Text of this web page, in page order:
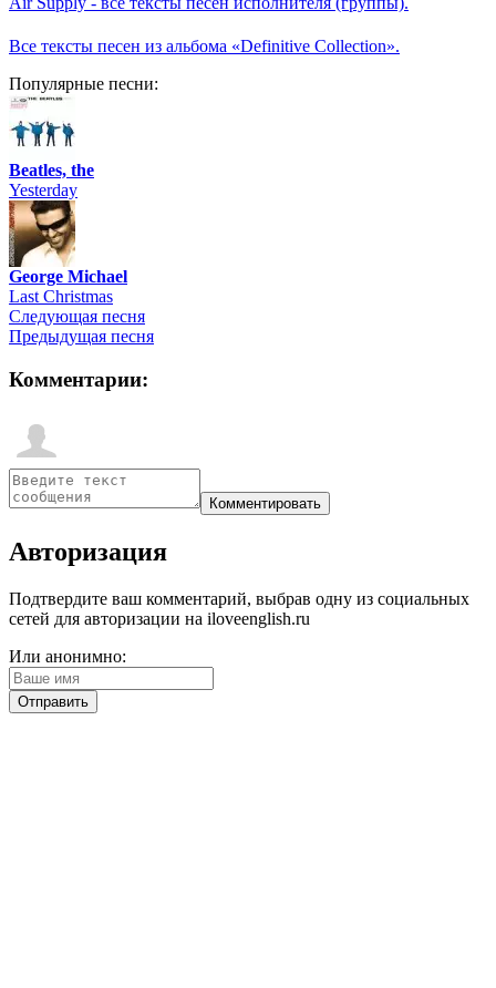
Все тексты песен из альбома «Definitive Collection».
Популярные песни:
Beatles, the
Yesterday
George Michael
Last Christmas
Следующая песня
Предыдущая песня
Комментарии:
Авторизация
Подтвердите ваш комментарий, выбрав одну из социальных
сетей для авторизации на iloveenglish.ru
Или анонимно: